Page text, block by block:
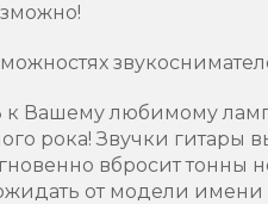
к Вашему любимому
рока! Звучки
вбросит тонны
от модели имени